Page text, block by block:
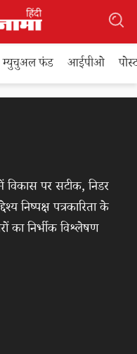
म्युचुअल फंड आईपीओ
विकास पर सटीक, निडर
निष्पक्ष पत्रकारिता के
का निर्भीक विश्लेषण